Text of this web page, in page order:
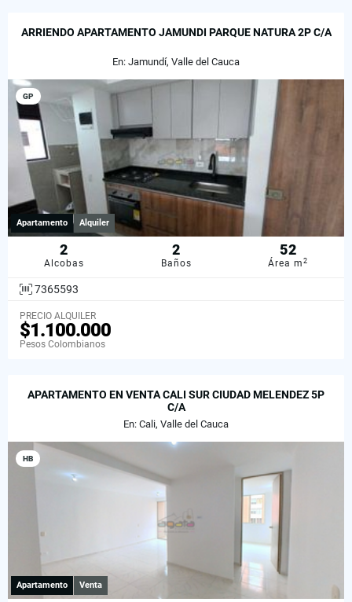
ARRIENDO APARTAMENTO JAMUNDI PARQUE NATURA 2P C/A
En: Jamundí, Valle del Cauca
GP
Apartamento Alquiler
2
Alcobas
2
Baños
52
Área m2
7365593
PRECIO ALQUILER
$1.100.000
Pesos Colombianos
APARTAMENTO EN VENTA CALI SUR CIUDAD MELENDEZ 5P
C/A
En: Cali, Valle del Cauca
HB
Apartamento Venta